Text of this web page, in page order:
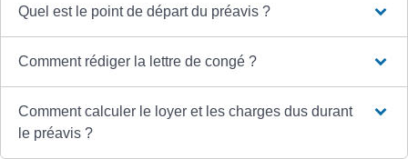
Quel est le point de départ du préavis ?
Comment rédiger la lettre de congé ?
Comment calculer le loyer et les charges dus durant
le préavis ?